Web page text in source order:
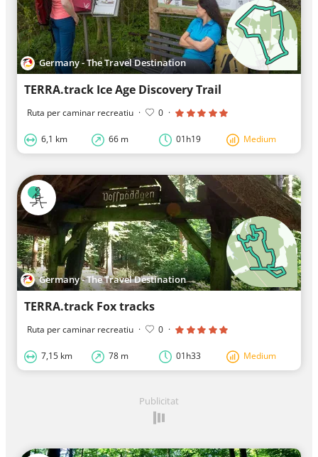
Germany - The Travel Destination
TERRA.track Ice Age Discovery Trail
Ruta per caminar recreatiu · 0 ·
6,1 km 66 m 01h19 Medium
Germany - The Travel Destination
TERRA.track Fox tracks
Ruta per caminar recreatiu · 0 ·
7,15 km 78 m 01h33 Medium
Publicitat